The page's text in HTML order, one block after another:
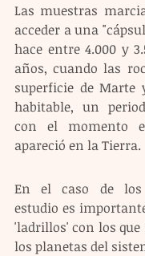
Las muestras
acceder a una
hace entre 4.000 y
años, cuando las
superficie de Marte
habitable, un
con el momento
apareció en la Tierra.
En el caso de los
estudio es
'ladrillos' con los
los planetas del